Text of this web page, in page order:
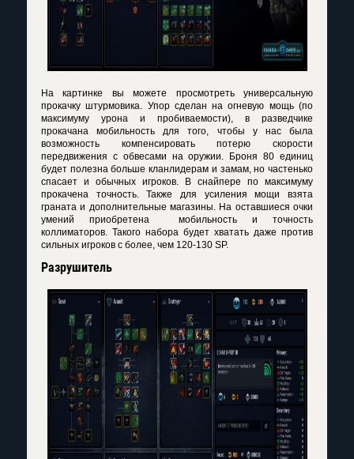
На картинке вы можете просмотреть универсальную
прокачку штурмовика. Упор сделан на огневую мощь (по
максимуму урона и пробиваемости), в разведчике
прокачана мобильность для того, чтобы у нас была
возможность компенсировать потерю скорости
передвижения с обвесами на оружии. Броня 80 единиц
будет полезна больше кланлидерам и замам, но частенько
спасает и обычных игроков. В снайпере по максимуму
прокачена точность. Также для усиления мощи взята
граната и дополнительные магазины. На оставшиеся очки
умений приобретена мобильность и точность
коллиматоров. Такого набора будет хватать даже против
сильных игроков с более, чем 120-130 SP.
Разрушитель